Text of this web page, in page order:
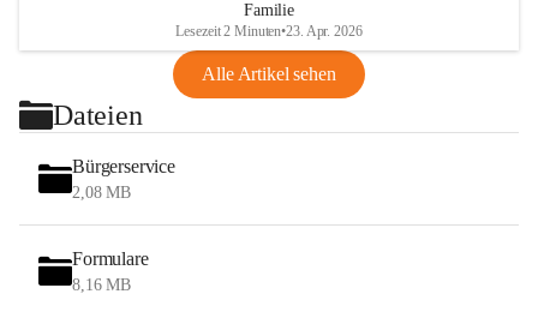
Familie
Lesezeit 2 Minuten•23. Apr. 2026
Alle Artikel sehen
Dateien
Bürgerservice
2,08 MB
Formulare
8,16 MB